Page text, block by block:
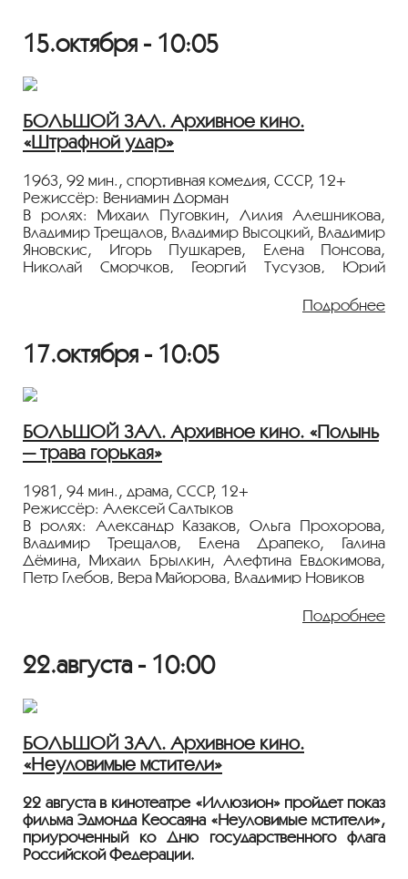
15.октября - 10:05
БОЛЬШОЙ ЗАЛ. Архивное кино.
«Штрафной удар»
1963, 92 мин., спортивная комедия, СССР, 12+
Режиссёр: Вениамин Дорман
В ролях: Михаил Пуговкин, Лилия Алешникова,
Владимир Трещалов, Владимир Высоцкий, Владимир
Яновскис, Игорь Пушкарев, Елена Понсова,
Николай Сморчков, Георгий Тусузов, Юрий
Бывший руководитель животноводческого
спорта на селе. Смекнув, что добиться успеха
можно очень быстро, он решает пригласить
профессионалов выступить под вымышленными
фамилиями на областной спартакиаде. Но по
дороге команда знакомится с корреспонденткой
газеты Людой Миловановой. Скандала теперь не
избежать...
Показ пройдёт с плёнки 35 мм из коллекции
Госфильмофонда России.
Лента представлена в рамках программы
«ПЕРСОНА. Владимир Трещалов».
Подробнее
17.октября - 10:05
БОЛЬШОЙ ЗАЛ. Архивное кино. «Полынь
— трава горькая»
1981, 94 мин., драма, СССР, 12+
Режиссёр: Алексей Салтыков
В ролях: Александр Казаков, Ольга Прохорова,
Владимир Трещалов, Елена Драпеко, Галина
Дёмина, Михаил Брылкин, Алефтина Евдокимова,
Петр Глебов, Вера Майорова, Владимир Новиков
После войны Трофим вернулся в родную деревню
из Германии с девушкой, потерявшей в концлагере
девушке вернуться к полнокровной жизни.
Показ пройдёт с плёнки 35 мм из коллекции
Госфильмофонда России.
Лента представлена в рамках программы
«ПЕРСОНА. Владимир Трещалов».
Подробнее
22.августа - 10:00
БОЛЬШОЙ ЗАЛ. Архивное кино.
«Неуловимые мстители»
22 августа в кинотеатре «Иллюзион» пройдет показ
фильма Эдмонда Кеосаяна «Неуловимые мстители»,
приуроченный ко Дню государственного флага
Российской Федерации.